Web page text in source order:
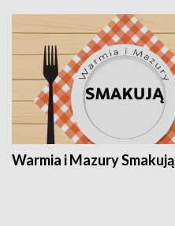
Warmia i Mazury Smakują